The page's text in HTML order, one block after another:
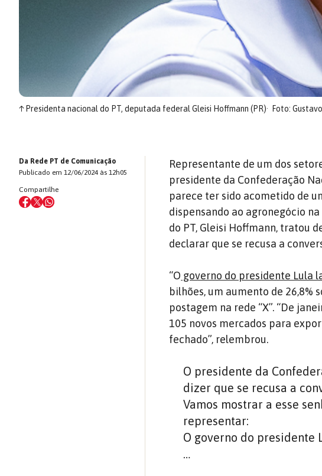
↑Presidenta nacional do PT, deputada federal Gleisi Hoffmann (PR) Foto:
Da Rede PT de Comunicação
Publicado em 12/06/2024 às 12h05
Compartilhe
Representante de um dos
presidente da Confederação
parece ter sido acometido de
dispensando ao agronegócio
do PT, Gleisi Hoffmann, tratou
declarar que se recusa a
“O governo do presidente Lula
bilhões, um aumento de 26,8%
postagem na rede “X”. “De
105 novos mercados para
fechado”, relembrou.
O presidente da
dizer que se recusa a
Vamos mostrar a esse
representar:
O governo do presidente
…